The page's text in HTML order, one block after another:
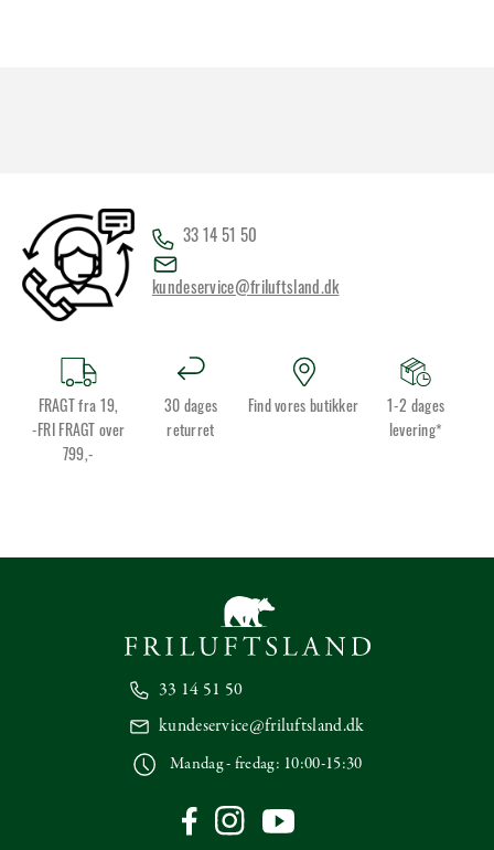
33 14 51 50
kundeservice@friluftsland.dk
FRAGT fra 19,
-FRI FRAGT over
799,-
30 dages
returret
Find vores butikker
1-2 dages
levering*
33 14 51 50
kundeservice@friluftsland.dk
Mandag - fredag: 10:00-15:30